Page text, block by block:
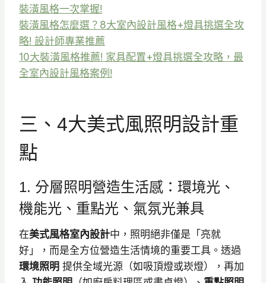
裝潢風格一次掌握!
裝潢風格怎麼選？8大室內設計風格+燈具挑選全攻
略! 設計師專業推薦
10大裝潢風格推薦! 家具配置+燈具挑選全攻略，最
全室內設計風格案例!
三、4大美式風照明設計重
點
1. 分層照明營造生活感：環境光、
機能光、重點光、氣氛光兼具
在美式風格室內設計中，照明絕非僅是「亮就
好」，而是全方位營造生活情境的重要工具。透過
環境照明 提供全域光源（如吸頂燈或崁燈），再加